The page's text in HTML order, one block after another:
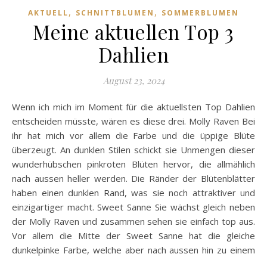
AKTUELL, SCHNITTBLUMEN , SOMMERBLUMEN
Meine aktuellen Top 3
Dahlien
August 23, 2024
Wenn ich mich im Moment für die aktuellsten Top Dahlien
entscheiden müsste, wären es diese drei. Molly Raven Bei
ihr hat mich vor allem die Farbe und die üppige Blüte
überzeugt. An dunklen Stilen schickt sie Unmengen dieser
wunderhübschen pinkroten Blüten hervor, die allmählich
nach aussen heller werden. Die Ränder der Blütenblätter
haben einen dunklen Rand, was sie noch attraktiver und
einzigartiger macht. Sweet Sanne Sie wächst gleich neben
der Molly Raven und zusammen sehen sie einfach top aus.
Vor allem die Mitte der Sweet Sanne hat die gleiche
dunkelpinke Farbe, welche aber nach aussen hin zu einem